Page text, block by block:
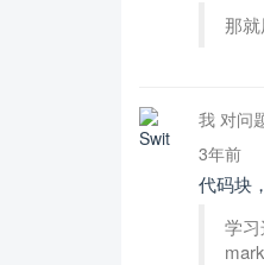
那
我 对问
3年前
代码块
学